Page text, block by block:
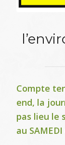
Compte
end, la
pas lieu le
au SAMEDI